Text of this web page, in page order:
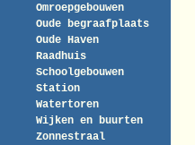
Omroepgebouwen
Oude begraafplaats
Oude Haven
Raadhuis
Schoolgebouwen
Station
Watertoren
Wijken en buurten
Zonnestraal